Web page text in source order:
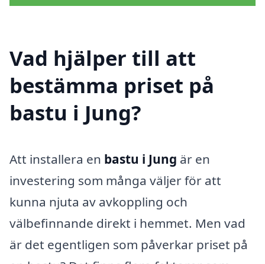
Vad hjälper till att
bestämma priset på
bastu i Jung?
Att installera en bastu i Jung är en
investering som många väljer för att
kunna njuta av avkoppling och
välbefinnande direkt i hemmet. Men vad
är det egentligen som påverkar priset på